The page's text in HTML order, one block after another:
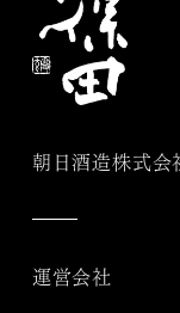
朝日酒造株式会
運営会社